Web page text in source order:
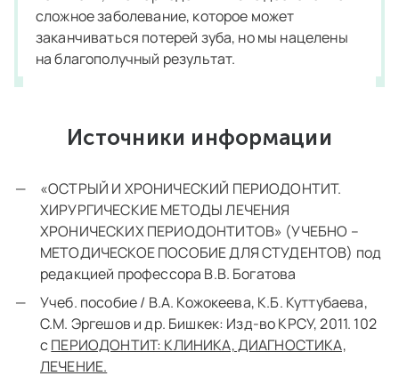
сложное заболевание, которое может
заканчиваться потерей зуба, но мы нацелены
на благополучный результат.
Источники информации
«ОСТРЫЙ И ХРОНИЧЕСКИЙ ПЕРИОДОНТИТ.
ХИРУРГИЧЕСКИЕ МЕТОДЫ ЛЕЧЕНИЯ
ХРОНИЧЕСКИХ ПЕРИОДОНТИТОВ» (УЧЕБНО –
МЕТОДИЧЕСКОЕ ПОСОБИЕ ДЛЯ СТУДЕНТОВ) под
редакцией профессора В.В. Богатова
Учеб. пособие / В.А. Кожокеева, К.Б. Куттубаева,
С.М. Эргешов и др. Бишкек: Изд-во КРСУ, 2011. 102
с ПЕРИОДОНТИТ: КЛИНИКА, ДИАГНОСТИКА,
ЛЕЧЕНИЕ.